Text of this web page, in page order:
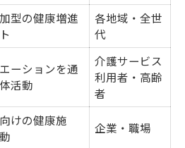
り添うアプローチの工夫
が語る健康習慣の極意
のポイント解説
きる運動習慣のコツを紹介
動習慣の工夫一覧
もできる健康増進活動
型の健康増進
各地域・全世
代
ーションを通
活動
介護サービス
利用者・高齢
者
けの健康施
企業・職場